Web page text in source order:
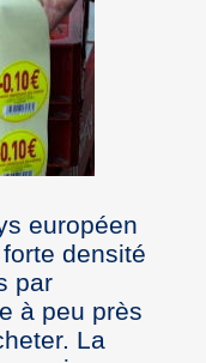
européen
densité
par
à peu près
La